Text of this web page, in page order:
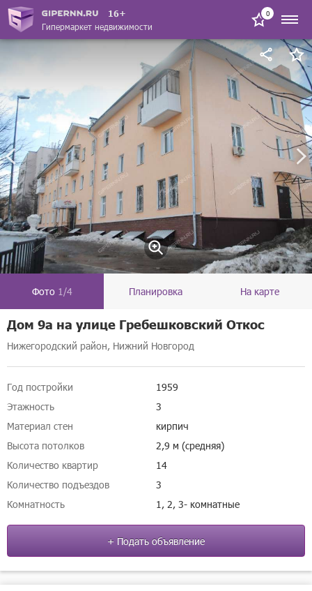
16+
Гипермаркет недвижимости
0
Фото 1/4 Планировка На карте
Дом 9а на улице Гребешковский Откос
Нижегородский район, Нижний Новгород
Год постройки
1959
Этажность
3
Материал стен
кирпич
Высота потолков
2,9 м (средняя)
Количество квартир
14
Количество подъездов
3
Комнатность
1, 2, 3- комнатные
+ Подать объявление